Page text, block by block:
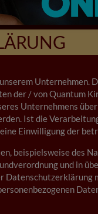
der / von Quantum
Unternehmens
Ist die
Einwilligung der
beispielsweise des
und in